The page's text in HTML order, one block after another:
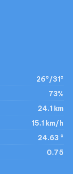
26°/31°
73%
24.1 km
15.1 km/h
24.63 °
0.75